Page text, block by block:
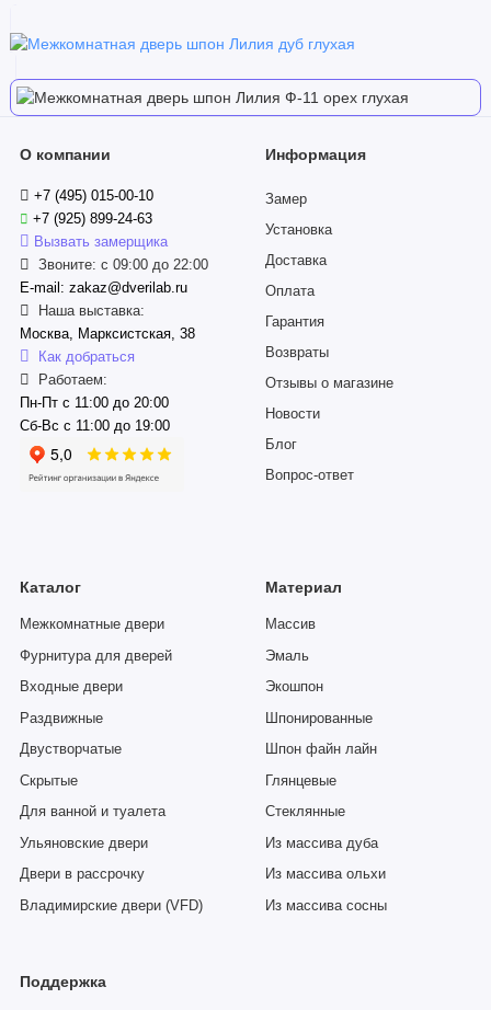
О компании
+7 (495) 015-00-10
+7 (925) 899-24-63
Вызвать замерщика
Звоните: с 09:00 до 22:00
E-mail: zakaz@dverilab.ru
Наша выставка:
Москва, Марксистская, 38
Как добраться
Работаем:
Пн-Пт с 11:00 до 20:00
Сб-Вс с 11:00 до 19:00
Информация
Замер
Установка
Доставка
Оплата
Гарантия
Возвраты
Отзывы о магазине
Новости
Блог
Вопрос-ответ
Каталог
Межкомнатные двери
Фурнитура для дверей
Входные двери
Раздвижные
Двустворчатые
Скрытые
Для ванной и туалета
Ульяновские двери
Двери в рассрочку
Владимирские двери (VFD)
Материал
Массив
Эмаль
Экошпон
Шпонированные
Шпон файн лайн
Глянцевые
Стеклянные
Из массива дуба
Из массива ольхи
Из массива сосны
Поддержка